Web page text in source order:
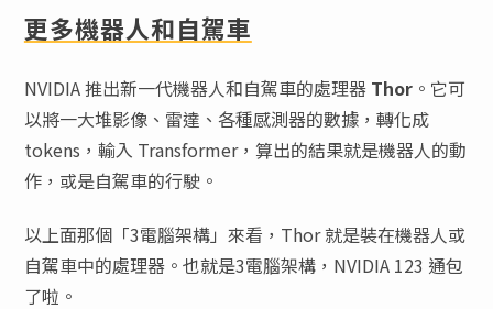
更多機器人和自駕車
NVIDIA 推出新一代機器人和自駕車的處理器 Thor。它可
以將一大堆影像、雷達、各種感測器的數據，轉化成
tokens，輸入 Transformer，算出的結果就是機器人的動
作，或是自駕車的行駛。
以上面那個「3電腦架構」來看，Thor 就是裝在機器人或
自駕車中的處理器。也就是3電腦架構，NVIDIA 123 通包
了啦。